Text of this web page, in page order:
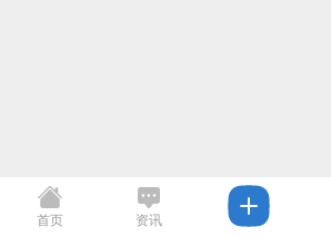
首页 资讯